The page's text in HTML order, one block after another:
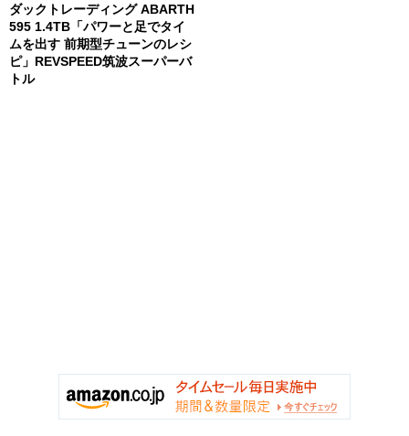
ダックトレーディング ABARTH
595 1.4TB「パワーと足でタイ
ムを出す 前期型チューンのレシ
ピ」REVSPEED筑波スーパーバ
トル